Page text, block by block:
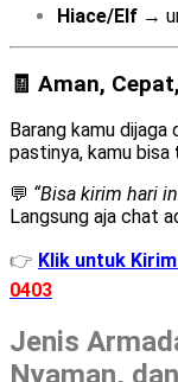
Hiace/Elf →
🧾 Aman,
Barang kamu dijaga
pastinya, kamu bisa
💬 “Bisa kirim hari
Langsung aja chat
👉 Klik untuk
0403
Jenis
Nyaman,